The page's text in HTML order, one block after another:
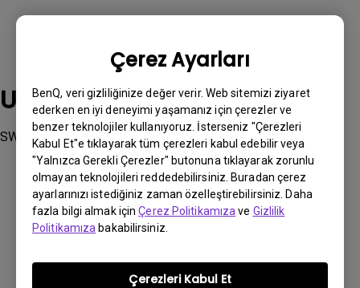
Çerez Ayarları
BenQ, veri gizliliğinize değer verir. Web sitemizi ziyaret
ederken en iyi deneyimi yaşamanız için çerezler ve
benzer teknolojiler kullanıyoruz. İsterseniz "Çerezleri
Kabul Et"e tıklayarak tüm çerezleri kabul edebilir veya
"Yalnızca Gerekli Çerezler" butonuna tıklayarak zorunlu
olmayan teknolojileri reddedebilirsiniz. Buradan çerez
ayarlarınızı istediğiniz zaman özelleştirebilirsiniz. Daha
fazla bilgi almak içinÇerez Politikamıza ve Gizlilik
Politikamıza bakabilirsiniz.
Çerezleri Kabul Et
Uygulanabilir modeller
SW242Q, SW271C, SW272Q, SW272U, SW321C